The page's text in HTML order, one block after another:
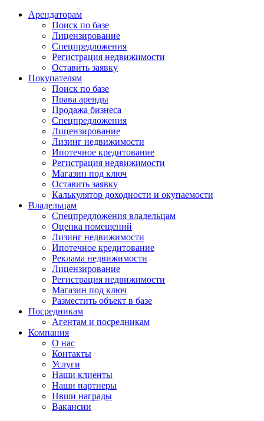
Арендаторам
Поиск по базе
Лицензирование
Спецпредложения
Регистрация недвижимости
Оставить заявку
Покупателям
Поиск по базе
Права аренды
Продажа бизнеса
Спецпредложения
Лицензирование
Лизинг недвижимости
Ипотечное кредитование
Регистрация недвижимости
Магазин под ключ
Оставить заявку
Калькулятор доходности и окупаемости
Владельцам
Спецпредложения владельцам
Оценка помещений
Лизинг недвижимости
Ипотечное кредитование
Реклама недвижимости
Лицензирование
Регистрация недвижимости
Магазин под ключ
Разместить объект в базе
Посредникам
Агентам и посредникам
Компания
О нас
Контакты
Услуги
Наши клиенты
Наши партнеры
Нвши награды
Вакансии